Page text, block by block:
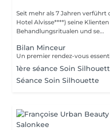
Seit mehr als 7 Jahren verführt
Hotel Alvisse****) seine
Behandlungsritualen und se...
Bilan Minceur
1ère séance Soin
Séance Soin Silhouette